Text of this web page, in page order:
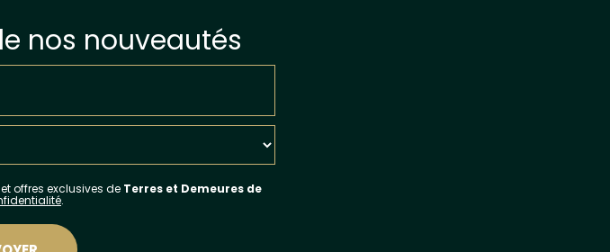
nos nouveautés
offres exclusives de Terres et Demeures de
.